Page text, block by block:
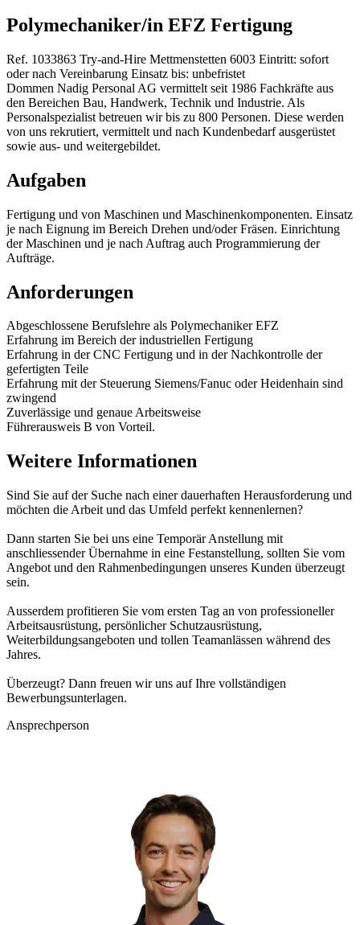
Polymechaniker/in EFZ Fertigung
Ref. 1033863 Try-and-Hire Mettmenstetten 6003 Eintritt: sofort
oder nach Vereinbarung Einsatz bis: unbefristet
Dommen Nadig Personal AG vermittelt seit 1986 Fachkräfte aus
den Bereichen Bau, Handwerk, Technik und Industrie. Als
Personalspezialist betreuen wir bis zu 800 Personen. Diese werden
von uns rekrutiert, vermittelt und nach Kundenbedarf ausgerüstet
sowie aus- und weitergebildet.
Aufgaben
Fertigung und von Maschinen und Maschinenkomponenten. Einsatz
je nach Eignung im Bereich Drehen und/oder Fräsen. Einrichtung
der Maschinen und je nach Auftrag auch Programmierung der
Aufträge.
Anforderungen
Abgeschlossene Berufslehre als Polymechaniker EFZ
Erfahrung im Bereich der industriellen Fertigung
Erfahrung in der CNC Fertigung und in der Nachkontrolle der
gefertigten Teile
Erfahrung mit der Steuerung Siemens/Fanuc oder Heidenhain sind
zwingend
Zuverlässige und genaue Arbeitsweise
Führerausweis B von Vorteil.
Weitere Informationen
Sind Sie auf der Suche nach einer dauerhaften Herausforderung und
möchten die Arbeit und das Umfeld perfekt kennenlernen?
Dann starten Sie bei uns eine Temporär Anstellung mit
anschliessender Übernahme in eine Festanstellung, sollten Sie vom
Angebot und den Rahmenbedingungen unseres Kunden überzeugt
sein.
Ausserdem profitieren Sie vom ersten Tag an von professioneller
Arbeitsausrüstung, persönlicher Schutzausrüstung,
Weiterbildungsangeboten und tollen Teamanlässen während des
Jahres.
Überzeugt? Dann freuen wir uns auf Ihre vollständigen
Bewerbungsunterlagen.
Ansprechperson